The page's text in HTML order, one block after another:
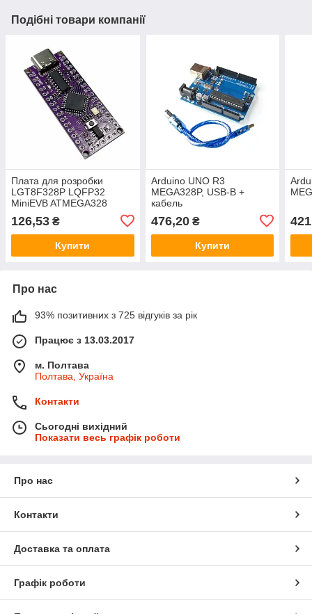
Подібні товари компанії
Плата для розробки
LGT8F328P LQFP32
MiniEVB ATMEGA328
CH9340
126,53 ₴
Купити
Arduino UNO R3
MEGA328P, USB-B +
кабель
476,20₴
Купити
Про нас
93% позитивних з 725 відгуків за рік
Працює з 13.03.2017
м. Полтава
Полтава, Україна
Контакти
Сьогодні вихідний
Показати весь графік роботи
Про нас
Контакти
Доставка та оплата
Графік роботи